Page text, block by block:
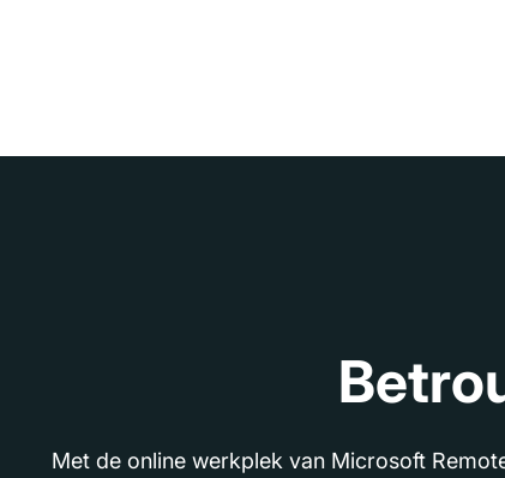
Met de online werkplek van Microsoft